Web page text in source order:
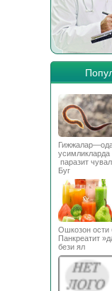
усимликларда
паразит
Буг
Ошкозон ости
Панкреатит
бези ял